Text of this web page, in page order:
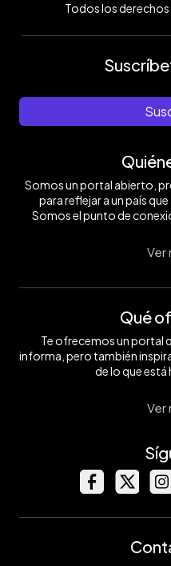
Todos los
Somos un portal abierto,
para reflejar a un país que
Somos el punto de
Ver
Qué
Te ofrecemos un portal
informa, pero también
de lo que está
Ver